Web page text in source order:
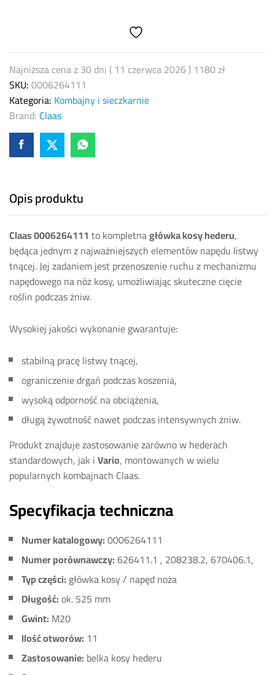
kompletna
quantity
Najniższa cena z 30 dni ( 11 czerwca 2026) 1180zł
SKU:0006264111
Kategoria: Kombajny i sieczkarnie
Brand: Claas
Opis produktu
Claas 0006264111 to kompletnagłówka kosy hederu,
będąca jednym z najważniejszych elementów napędu listwy
tnącej. Jej zadaniem jest przenoszenie ruchu z mechanizmu
napędowego na nóż kosy, umożliwiając skuteczne cięcie
roślin podczas żniw.
Wysokiej jakości wykonanie gwarantuje:
stabilną pracę listwy tnącej,
ograniczenie drgań podczas koszenia,
wysoką odporność na obciążenia,
długą żywotność nawet podczas intensywnych żniw.
Produkt znajduje zastosowanie zarówno w hederach
standardowych, jak iVario, montowanych w wielu
popularnych kombajnach Claas.
Specyfikacja techniczna
Numer katalogowy:0006264111
Numer porównawczy:626411.1 , 208238.2, 670406.1,
Typ części:główka kosy / napęd noża
Długość:ok. 525 mm
Gwint: M20
Ilość otworów: 11
Zastosowanie: belka kosy hederu